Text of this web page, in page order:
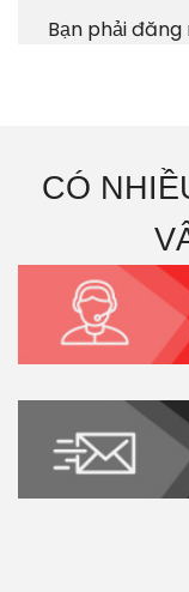
Bạn phảiđăng
CÓ